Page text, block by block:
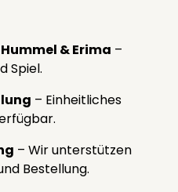
& Erima –
Spiel.
– Einheitliches
– Wir unterstützen
Bestellung.